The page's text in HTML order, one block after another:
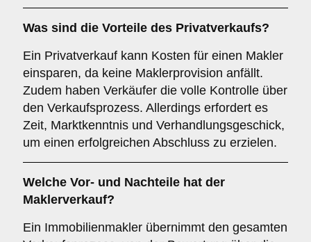
Was sind die Vorteile des Privatverkaufs?
Ein Privatverkauf kann Kosten für einen Makler
einsparen, da keine Maklerprovision anfällt.
Zudem haben Verkäufer die volle Kontrolle über
den Verkaufsprozess. Allerdings erfordert es
Zeit, Marktkenntnis und Verhandlungsgeschick,
um einen erfolgreichen Abschluss zu erzielen.
Welche Vor- und Nachteile hat der
Maklerverkauf?
Ein Immobilienmakler übernimmt den gesamten